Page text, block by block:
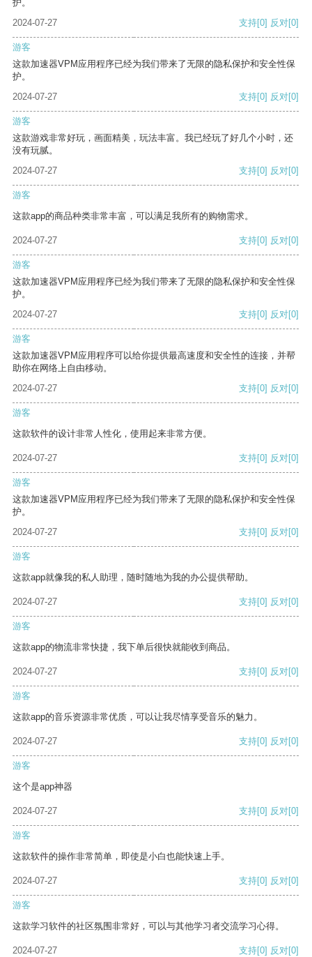
护。
2024-07-27
支持[0] 反对[0]
游客
这款加速器VPM应用程序已经为我们带来了无限的隐私保护和安全性保
护。
2024-07-27
支持[0] 反对[0]
游客
这款游戏非常好玩，画面精美，玩法丰富。我已经玩了好几个小时，还
没有玩腻。
2024-07-27
支持[0] 反对[0]
游客
这款app的商品种类非常丰富，可以满足我所有的购物需求。
2024-07-27 支持[0] 反对[0]
游客
这款加速器VPM应用程序已经为我们带来了无限的隐私保护和安全性保
护。
2024-07-27
支持[0] 反对[0]
游客
这款加速器VPM应用程序可以给你提供最高速度和安全性的连接，并帮
助你在网络上自由移动。
2024-07-27
支持[0] 反对[0]
游客
这款软件的设计非常人性化，使用起来非常方便。
2024-07-27 支持[0] 反对[0]
游客
这款加速器VPM应用程序已经为我们带来了无限的隐私保护和安全性保
护。
2024-07-27
支持[0] 反对[0]
游客
这款app就像我的私人助理，随时随地为我的办公提供帮助。
2024-07-27 支持[0] 反对[0]
游客
这款app的物流非常快捷，我下单后很快就能收到商品。
2024-07-27 支持[0] 反对[0]
游客
这款app的音乐资源非常优质，可以让我尽情享受音乐的魅力。
2024-07-27 支持[0] 反对[0]
游客
这个是app神器
2024-07-27 支持[0] 反对[0]
游客
这款软件的操作非常简单，即使是小白也能快速上手。
2024-07-27 支持[0] 反对[0]
游客
这款学习软件的社区氛围非常好，可以与其他学习者交流学习心得。
2024-07-27 支持[0] 反对[0]